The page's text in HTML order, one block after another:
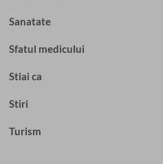
Sanatate
Sfatul medicului
Stiai ca
Stiri
Turism